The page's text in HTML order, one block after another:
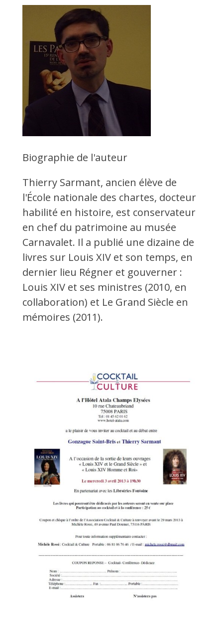
Biographie de l'auteur
Thierry Sarmant, ancien élève de
l'École nationale des chartes, docteur
habilité en histoire, est conservateur
en chef du patrimoine au musée
Carnavalet. Il a publié une dizaine de
livres sur Louis XIV et son temps, en
dernier lieu Régner et gouverner :
Louis XIV et ses ministres (2010, en
collaboration) et Le Grand Siècle en
mémoires (2011).